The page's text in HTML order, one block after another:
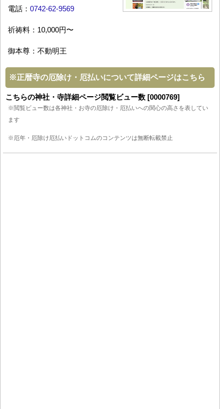
電話： 0742-62-9569
祈祷料：10,000円〜
御本尊：不動明王
※正暦寺の厄除け・厄払いについて詳細ページはこちら
こちらの神社・寺詳細ページ閲覧ビュー数 [0000769]
※閲覧ビュー数は各神社・お寺の厄除け・厄払いへの関心の高さを表してい
ます
※厄年・厄除け厄払いドットコムのコンテンツは無断転載禁止